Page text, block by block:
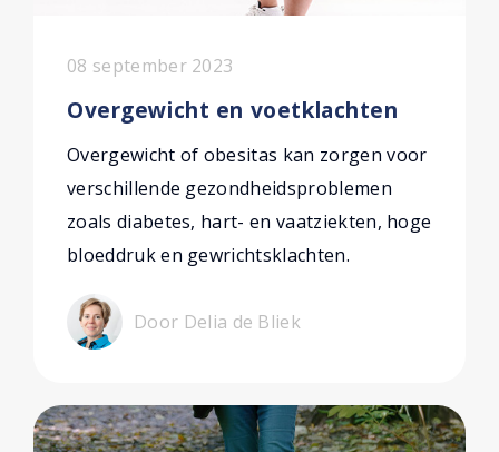
08 september 2023
Overgewicht en voetklachten
Overgewicht of obesitas kan zorgen voor
verschillende gezondheidsproblemen
zoals diabetes, hart- en vaatziekten, hoge
bloeddruk en gewrichtsklachten.
Door Delia de Bliek